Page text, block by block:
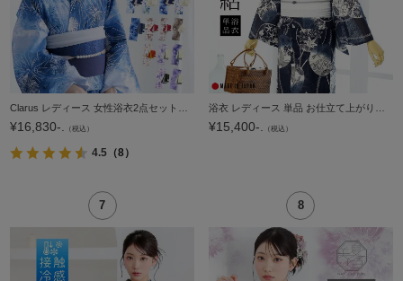
¥16,830-. （税込）
4.5 （8）
¥15,400-. （税込）